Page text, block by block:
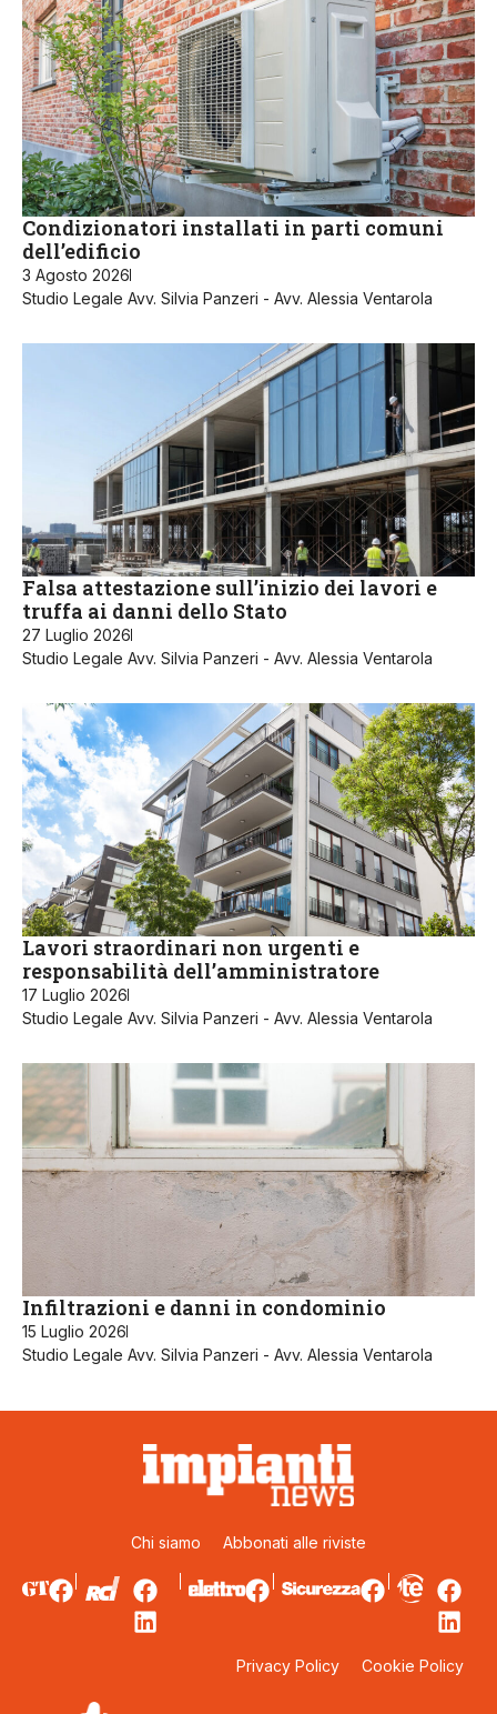
Condizionatori installati in parti comuni
dell’edificio
3 Agosto 2026
Studio Legale Avv. Silvia Panzeri - Avv. Alessia Ventarola
Falsa attestazione sull’inizio dei lavori e
truffa ai danni dello Stato
27 Luglio 2026
Studio Legale Avv. Silvia Panzeri - Avv. Alessia Ventarola
Lavori straordinari non urgenti e
responsabilità dell’amministratore
17 Luglio 2026
Studio Legale Avv. Silvia Panzeri - Avv. Alessia Ventarola
Infiltrazioni e danni in condominio
15 Luglio 2026
Studio Legale Avv. Silvia Panzeri - Avv. Alessia Ventarola
Chi siamo Abbonati alle riviste
Privacy Policy Cookie Policy